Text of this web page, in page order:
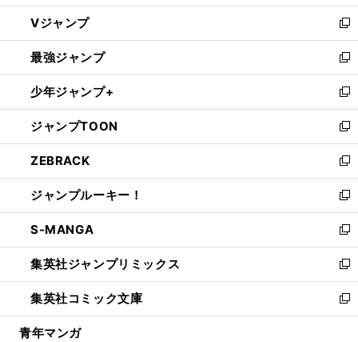
ウ
ィ
ン
ド
ウ
で
開
く
し
い
ウ
ィ
ン
ド
ウ
で
開
く
Vジャンプ
新
し
い
ウ
ィ
ン
ド
ウ
で
開
く
最強ジャンプ
新
し
い
ウ
ィ
ン
ド
ウ
で
開
く
少年ジャンプ+
新
し
い
ウ
ィ
ン
ド
ウ
で
開
く
ジャンプTOON
新
し
い
ウ
ィ
ン
ド
ウ
で
開
く
ZEBRACK
新
し
い
ウ
ィ
ン
ド
ウ
で
開
ジャンプルーキー！
新
し
い
ウ
ィ
ン
ド
ウ
S-MANGA
新
し
い
ウ
ィ
ン
集英社ジャンプリミックス
新
し
い
ウ
集英社コミック文庫
新
し
青年マンガ